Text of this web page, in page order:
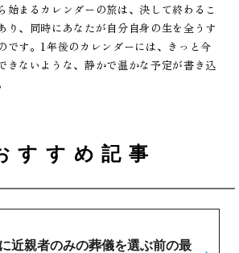
始まるカレンダーの旅は、決して終わるこ
り、同時にあなたが自分自身の生を全うす
です。1年後のカレンダーには、きっと今
きないような、静かで温かな予定が書き込
すすめ記事
近親者のみの葬儀を選ぶ前の最